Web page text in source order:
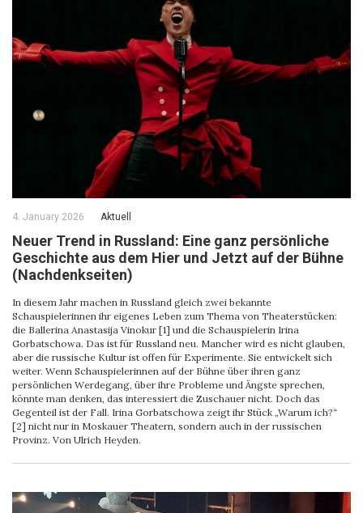
4. January 2026 Aktuell
Neuer Trend in Russland: Eine ganz persönliche
Geschichte aus dem Hier und Jetzt auf der Bühne
(Nachdenkseiten)
In diesem Jahr machen in Russland gleich zwei bekannte
Schauspielerinnen ihr eigenes Leben zum Thema von Theaterstücken:
die Ballerina Anastasija Vinokur [1] und die Schauspielerin Irina
Gorbatschowa. Das ist für Russland neu. Mancher wird es nicht glauben,
aber die russische Kultur ist offen für Experimente. Sie entwickelt sich
weiter. Wenn Schauspielerinnen auf der Bühne über ihren ganz
persönlichen Werdegang, über ihre Probleme und Ängste sprechen,
könnte man denken, das interessiert die Zuschauer nicht. Doch das
Gegenteil ist der Fall. Irina Gorbatschowa zeigt ihr Stück „Warum ich?“
[2] nicht nur in Moskauer Theatern, sondern auch in der russischen
Provinz. Von Ulrich Heyden.